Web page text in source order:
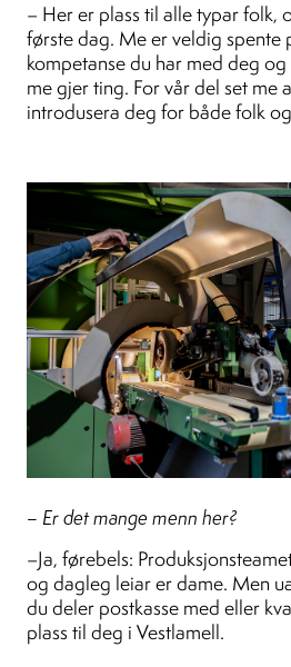
– Her er plass til alle typar folk,
første dag. Me er veldig spente
kompetanse du har med deg
me gjer ting. For vår del set me
introdusera deg for både folk
– Er det mange menn her?
–Ja, førebels:
og dagleg leiar er dame. Men
du deler postkasse med eller
plass til deg i Vestlamell.